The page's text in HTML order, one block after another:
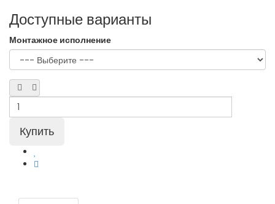
Доступные варианты
Монтажное исполнение